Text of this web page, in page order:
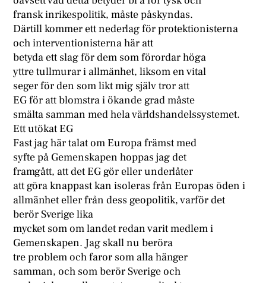
fransk inrikespolitik, måste påskyndas.
Därtill kommer ett nederlag för protektionisterna
och interventionisterna här att
betyda ett slag för dem som förordar höga
yttre tullmurar i allmänhet, liksom en vital
seger för den som likt mig själv tror att
EG för att blomstra i ökande grad måste
smälta samman med hela världshandelssystemet.
Ett utökat EG
Fast jag här talat om Europa främst med
syfte på Gemenskapen hoppas jag det
framgått, att det EG gör eller underlåter
att göra knappast kan isoleras från Europas öden i
allmänhet eller från dess geopolitik, varför det
berör Sverige lika
mycket som om landet redan varit medlem i
Gemenskapen. Jag skall nu beröra
tre problem och faror som alla hänger
samman, och som berör Sverige och